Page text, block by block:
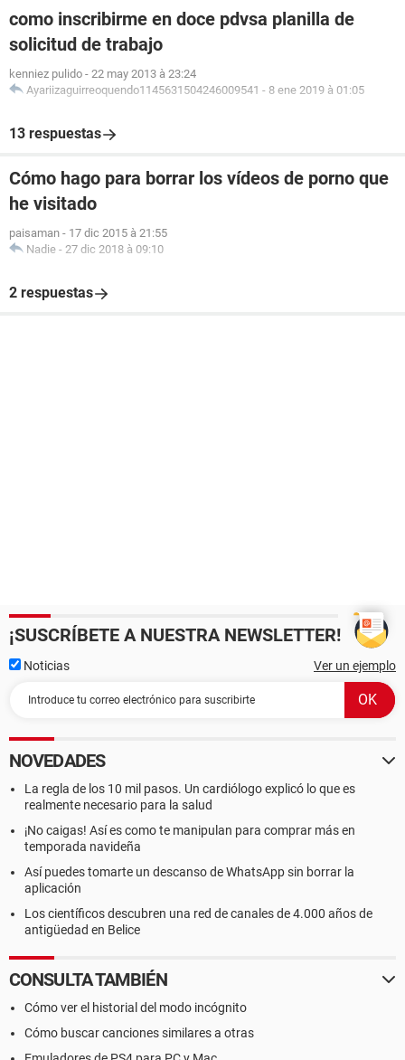
como inscribirme en doce pdvsa planilla de
solicitud de trabajo
kenniez pulido - 22 may 2013 à 23:24
Ayariizaguirreoquendo1145631504246009541 - 8 ene 2019 à 01:05
13 respuestas
Cómo hago para borrar los vídeos de porno que
he visitado
paisaman - 17 dic 2015 à 21:55
Nadie - 27 dic 2018 à 09:10
2 respuestas
¡SUSCRÍBETE A NUESTRA NEWSLETTER!
Noticias Ver un ejemplo
NOVEDADES
La regla de los 10 mil pasos. Un cardiólogo explicó lo que es
realmente necesario para la salud
¡No caigas! Así es como te manipulan para comprar más en
temporada navideña
Así puedes tomarte un descanso de WhatsApp sin borrar la
aplicación
Los científicos descubren una red de canales de 4.000 años de
antigüedad en Belice
CONSULTA TAMBIÉN
Cómo ver el historial del modo incógnito
Cómo buscar canciones similares a otras